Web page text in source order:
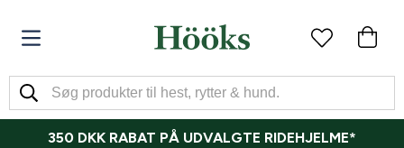
350 DKK RABAT PÅ UDVALGTE RIDEHJELME*